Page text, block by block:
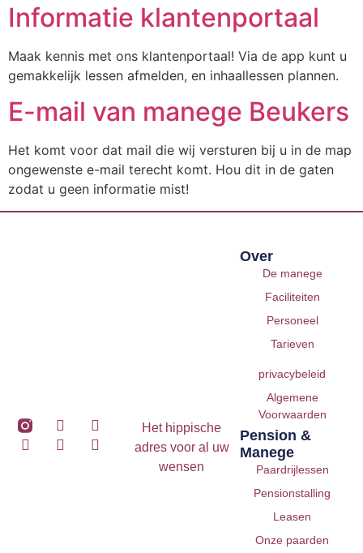
Informatie klantenportaal
Maak kennis met ons klantenportaal! Via de app kunt u
gemakkelijk lessen afmelden, en inhaallessen plannen.
E-mail van manege Beukers
Het komt voor dat mail die wij versturen bij u in de map
ongewenste e-mail terecht komt. Hou dit in de gaten
zodat u geen informatie mist!
Over
De manege
Faciliteiten
Personeel
Tarieven
privacybeleid
Algemene
Voorwaarden
Pension &
Manege
Paardrijlessen
Pensionstalling
Leasen
Onze paarden
Het hippische
adres voor al uw
wensen